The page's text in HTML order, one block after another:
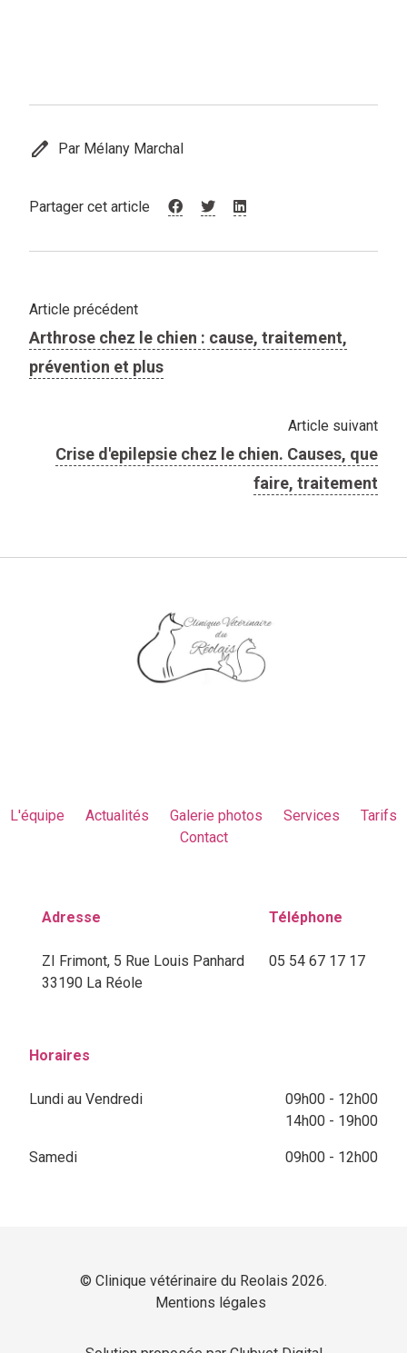
edit Par Mélany Marchal
Partager cet article
Article précédent
Arthrose chez le chien : cause, traitement,
prévention et plus
Article suivant
Crise d'epilepsie chez le chien. Causes, que
faire, traitement
L'équipe Actualités Galerie photos Services
Tarifs
Contact
Adresse
ZI Frimont, 5 Rue Louis Panhard
33190 La Réole
Téléphone
05 54 67 17 17
Horaires
Lundi au Vendredi
09h00 - 12h00
14h00 - 19h00
Samedi 09h00 - 12h00
© Clinique vétérinaire du Reolais 2026.
Mentions légales